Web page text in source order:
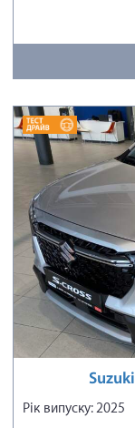
Рік випуску: 2025